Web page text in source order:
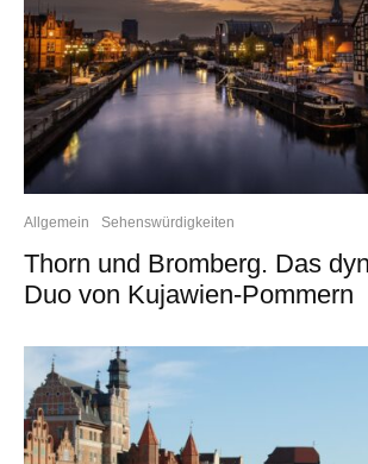
Allgemein Sehenswürdigkeiten
Thorn und Bromberg. Das
Duo von Kujawien-Pommern